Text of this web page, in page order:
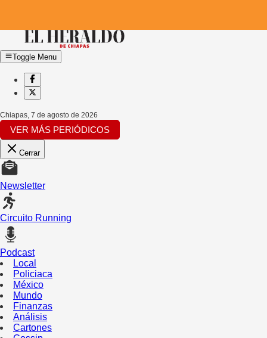
Toggle Menu
Chiapas, 7 de agosto de 2026
VER MÁS PERIÓDICOS
Cerrar
Newsletter
Circuito Running
Podcast
Local
Policiaca
México
Mundo
Finanzas
Análisis
Cartones